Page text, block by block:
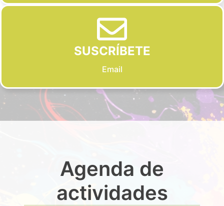
SUSCRÍBETE
Email
Agenda de
actividades